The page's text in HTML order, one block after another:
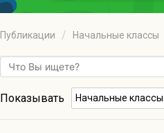
Публикации Начальные классы
Показывать Начальные классы